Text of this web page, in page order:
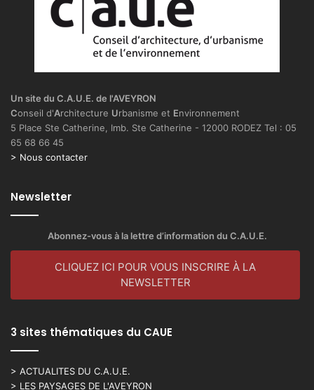
Un site du C.A.U.E. de l'AVEYRON
Conseil d'Architecture Urbanisme et Environnement
5 Place Ste Catherine, Imb. Ste Catherine - 12000 RODEZ Tel : 05
65 68 66 45
> Nous contacter
Newsletter
Abonnez-vous à la lettre d’information du C.A.U.E.
CLIQUEZ ICI POUR VOUS INSCRIRE À LA
NEWSLETTER
3 sites thématiques du CAUE
> ACTUALITES DU C.A.U.E.
> LES PAYSAGES DE L'AVEYRON